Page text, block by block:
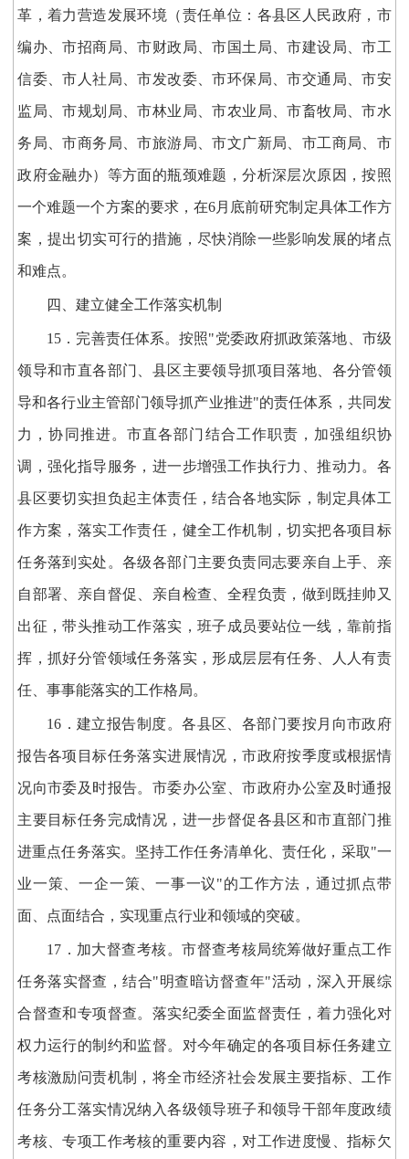
革，着力营造发展环境（责任单位：各县区人民政府，市
编办、市招商局、市财政局、市国土局、市建设局、市工
信委、市人社局、市发改委、市环保局、市交通局、市安
监局、市规划局、市林业局、市农业局、市畜牧局、市水
务局、市商务局、市旅游局、市文广新局、市工商局、市
政府金融办）等方面的瓶颈难题，分析深层次原因，按照
一个难题一个方案的要求，在6月底前研究制定具体工作方
案，提出切实可行的措施，尽快消除一些影响发展的堵点
和难点。
四、建立健全工作落实机制
15．完善责任体系。按照"党委政府抓政策落地、市级
领导和市直各部门、县区主要领导抓项目落地、各分管领
导和各行业主管部门领导抓产业推进"的责任体系，共同发
力，协同推进。市直各部门结合工作职责，加强组织协
调，强化指导服务，进一步增强工作执行力、推动力。各
县区要切实担负起主体责任，结合各地实际，制定具体工
作方案，落实工作责任，健全工作机制，切实把各项目标
任务落到实处。各级各部门主要负责同志要亲自上手、亲
自部署、亲自督促、亲自检查、全程负责，做到既挂帅又
出征，带头推动工作落实，班子成员要站位一线，靠前指
挥，抓好分管领域任务落实，形成层层有任务、人人有责
任、事事能落实的工作格局。
16．建立报告制度。各县区、各部门要按月向市政府
报告各项目标任务落实进展情况，市政府按季度或根据情
况向市委及时报告。市委办公室、市政府办公室及时通报
主要目标任务完成情况，进一步督促各县区和市直部门推
进重点任务落实。坚持工作任务清单化、责任化，采取"一
业一策、一企一策、一事一议"的工作方法，通过抓点带
面、点面结合，实现重点行业和领域的突破。
17．加大督查考核。市督查考核局统筹做好重点工作
任务落实督查，结合"明查暗访督查年"活动，深入开展综
合督查和专项督查。落实纪委全面监督责任，着力强化对
权力运行的制约和监督。对今年确定的各项目标任务建立
考核激励问责机制，将全市经济社会发展主要指标、工作
任务分工落实情况纳入各级领导班子和领导干部年度政绩
考核、专项工作考核的重要内容，对工作进度慢、指标欠